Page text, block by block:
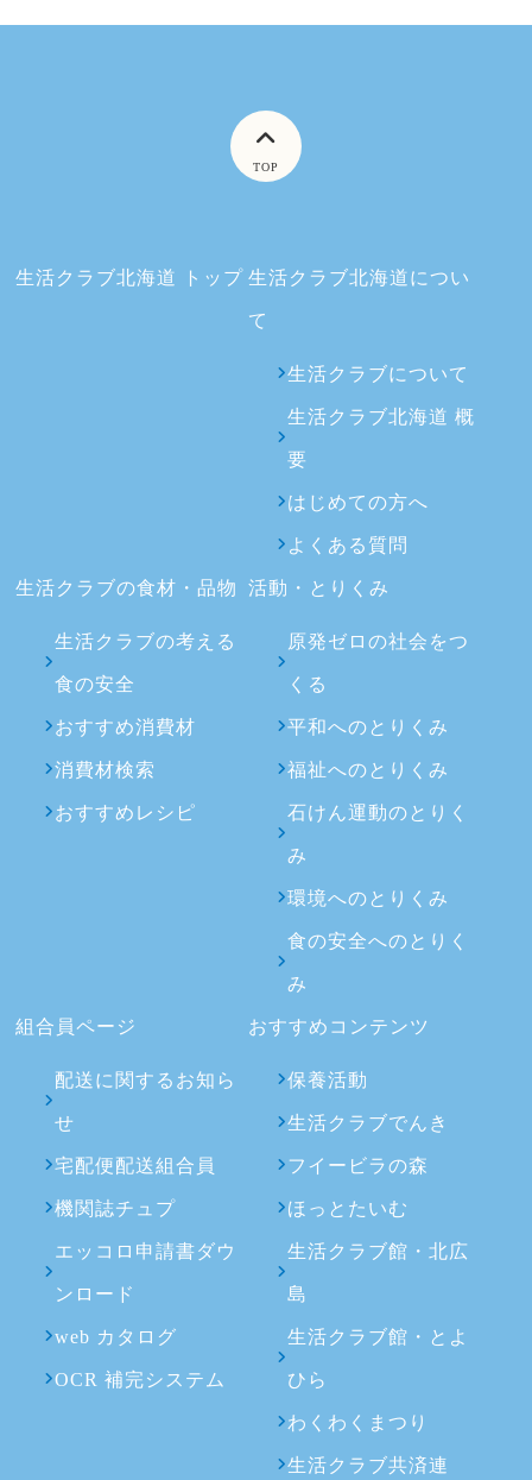
TOP
生活クラブ北海道 トップ 生活クラブ北海道につい
て
生活クラブについて
生活クラブ北海道 概
要
はじめての方へ
よくある質問
生活クラブの食材・品物
生活クラブの考える
食の安全
おすすめ消費材
消費材検索
おすすめレシピ
活動・とりくみ
原発ゼロの社会をつ
くる
平和へのとりくみ
福祉へのとりくみ
石けん運動のとりく
み
環境へのとりくみ
食の安全へのとりく
み
組合員ページ
配送に関するお知ら
せ
宅配便配送組合員
機関誌チュプ
エッコロ申請書ダウ
ンロード
web カタログ
OCR 補完システム
おすすめコンテンツ
保養活動
生活クラブでんき
フイービラの森
ほっとたいむ
生活クラブ館・北広
島
生活クラブ館・とよ
ひら
わくわくまつり
生活クラブ共済連